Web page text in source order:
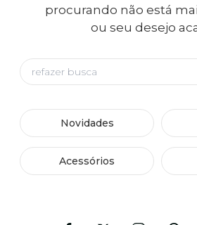
procurando não está
ou seu desejo
Novidades
Acessórios